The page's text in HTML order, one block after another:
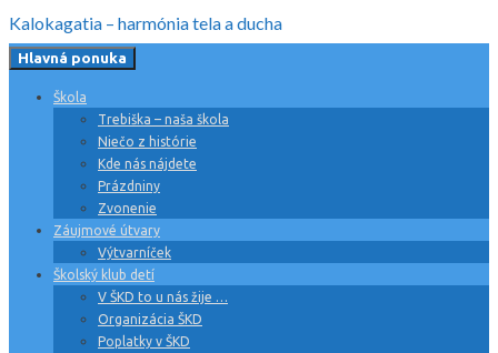
Kalokagatia – harmónia tela a ducha
Hlavná ponuka
Škola
Trebiška – naša škola
Niečo z histórie
Kde nás nájdete
Prázdniny
Zvonenie
Záujmové útvary
Výtvarníček
Školský klub detí
V ŠKD to u nás žije …
Organizácia ŠKD
Poplatky v ŠKD